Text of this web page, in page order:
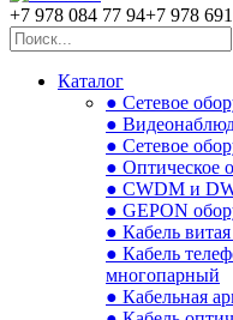
+7 978 084 77 94+7 978
Каталог
● Сетевое
●
● Сетевое
● Оптическое
● CWDM и
● GEPON
● Кабель
● Кабель
многопарный
● Кабельная